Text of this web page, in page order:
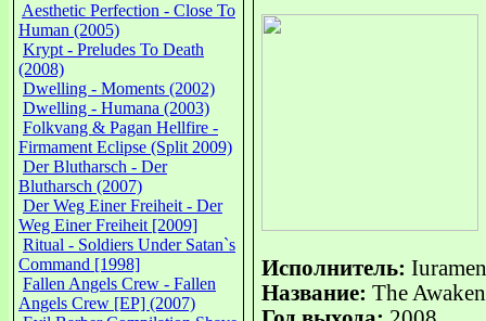
Aesthetic Perfection - Close To
Human (2005)
Krypt - Preludes To Death
(2008)
Dwelling - Moments (2002)
Dwelling - Humana (2003)
Folkvang & Pagan Hellfire -
Firmament Eclipse (Split 2009)
Der Blutharsch - Der
Blutharsch (2007)
Der Weg Einer Freiheit - Der
Weg Einer Freiheit [2009]
Ritual - Soldiers Under Satan`s
Command [1998]
Fallen Angels Crew - Fallen
Angels Crew [EP] (2007)
Исполнитель:
Название: The